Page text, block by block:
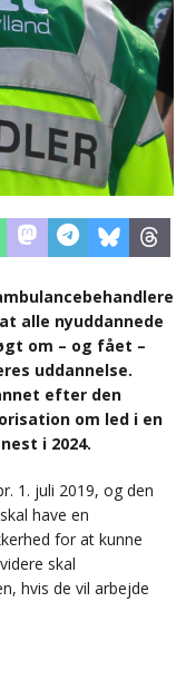
alle nyuddannede
om – og fået –
uddannelse.
efter den
om led i en
i 2024.
1. juli 2019, og den
have en
for at kunne
skal
hvis de vil arbejde